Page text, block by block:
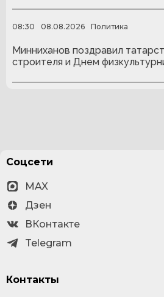
08:30 08.08.2026 Политика
Минниханов поздравил
строителя и Днем
Соцсети
MAX
Дзен
ВКонтакте
Telegram
Контакты